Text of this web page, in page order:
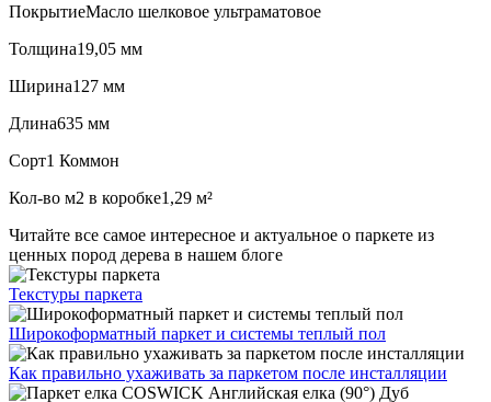
ПокрытиеМасло шелковое ультраматовое
Толщина19,05 мм
Ширина127 мм
Длина635 мм
Сорт1 Коммон
Кол-во м2 в коробке1,29 м²
Читайте все самое интересное и актуальное о паркете из
ценных пород дерева в нашем блоге
Текстуры паркета
Широкоформатный паркет и системы теплый пол
Как правильно ухаживать за паркетом после инсталляции